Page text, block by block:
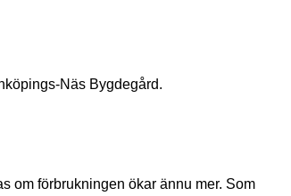
Näs Bygdegård.